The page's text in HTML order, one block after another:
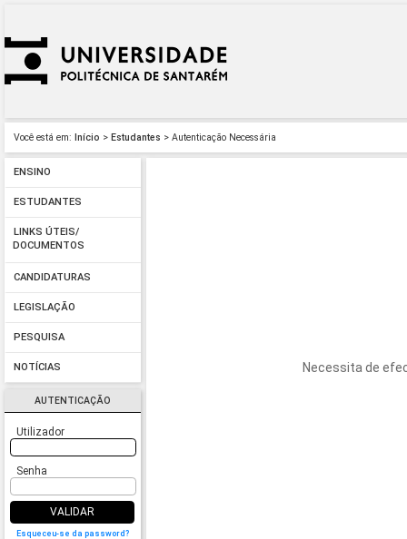
Você está em: Início > Estudantes > Autenticação Necessária
ENSINO
ESTUDANTES
LINKS ÚTEIS/
DOCUMENTOS
CANDIDATURAS
LEGISLAÇÃO
PESQUISA
NOTÍCIAS
AUTENTICAÇÃO
Utilizador
Senha
VALIDAR
Esqueceu-se da password?
Necessita de